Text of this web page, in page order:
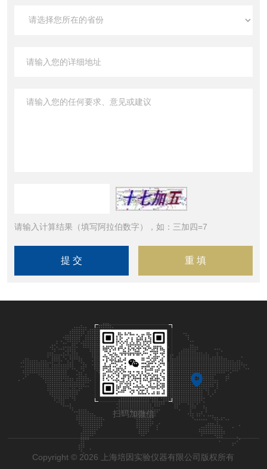
请输入计算结果（填写阿拉伯数字），如：三加四=7
扫码加微信
Copyright © 2026 上海培因实验仪器有限公司版权所有